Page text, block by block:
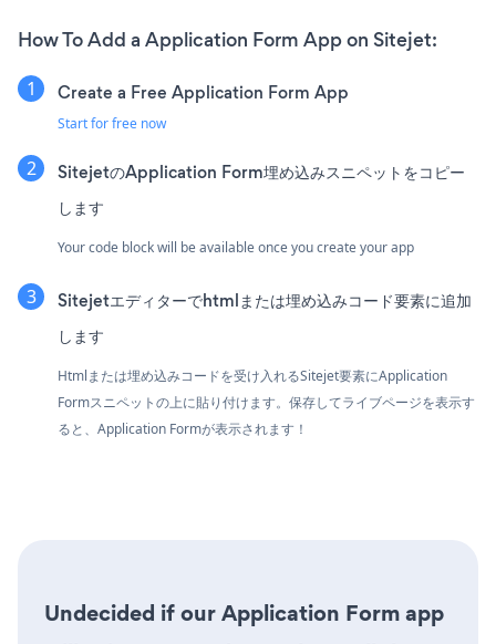
How To Add a Application Form App on Sitejet:
Create a Free Application Form App
Start for free now
SitejetのApplication Form埋め込みスニペットをコピー
します
Your code block will be available once you create your app
Sitejetエディターでhtmlまたは埋め込みコード要素に追加
します
Htmlまたは埋め込みコードを受け入れるSitejet要素にApplication
Formスニペットの上に貼り付けます。保存してライブページを表示す
ると、Application Formが表示されます！
Undecided if our Application Form app